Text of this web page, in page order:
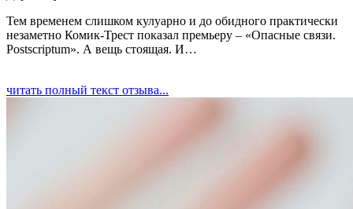
Тем временем слишком кулуарно и до обидного практически
незаметно Комик-Трест показал премьеру – «Опасные связи.
Postscriptum». А вещь стоящая. И…
читать полный текст отзыва...